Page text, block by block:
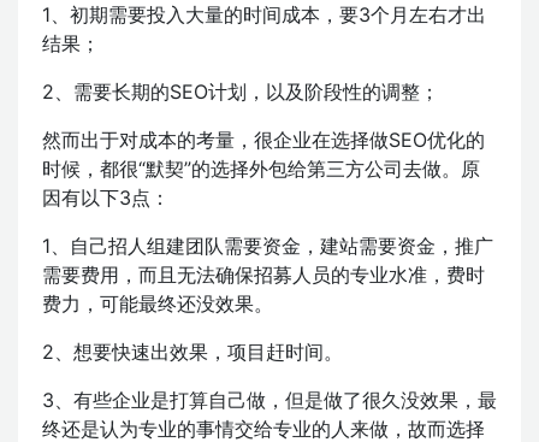
1、初期需要投入大量的时间成本，要3个月左右才出
结果；
2、需要长期的SEO计划，以及阶段性的调整；
然而出于对成本的考量，很企业在选择做SEO优化的
时候，都很“默契”的选择外包给第三方公司去做。原
因有以下3点：
1、自己招人组建团队需要资金，建站需要资金，推广
需要费用，而且无法确保招募人员的专业水准，费时
费力，可能最终还没效果。
2、想要快速出效果，项目赶时间。
3、有些企业是打算自己做，但是做了很久没效果，最
终还是认为专业的事情交给专业的人来做，故而选择